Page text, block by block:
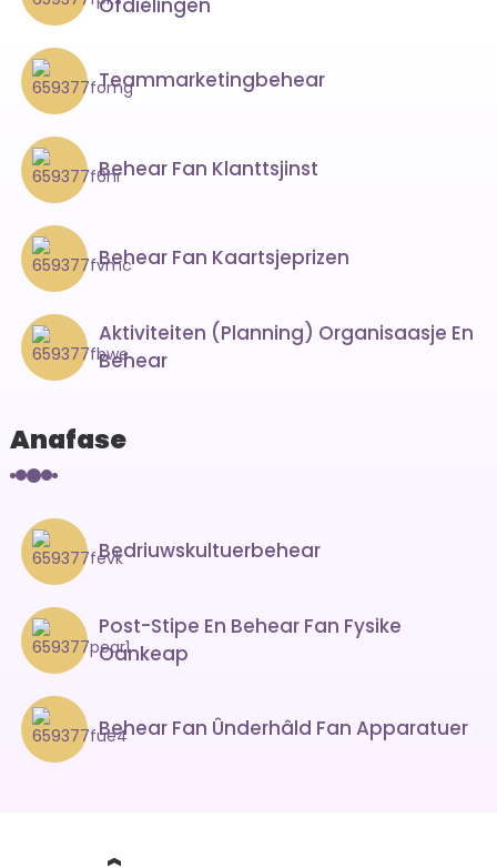
Teammarketingbehear
Behear Fan Klanttsjinst
Behear Fan Kaartsjeprizen
Aktiviteiten (planning) Organisaasje En
Behear
Anafase
Bedriuwskultuerbehear
Post-Stipe En Behear Fan Fysike
Oankeap
Behear Fan Ûnderhâld Fan Apparatuer